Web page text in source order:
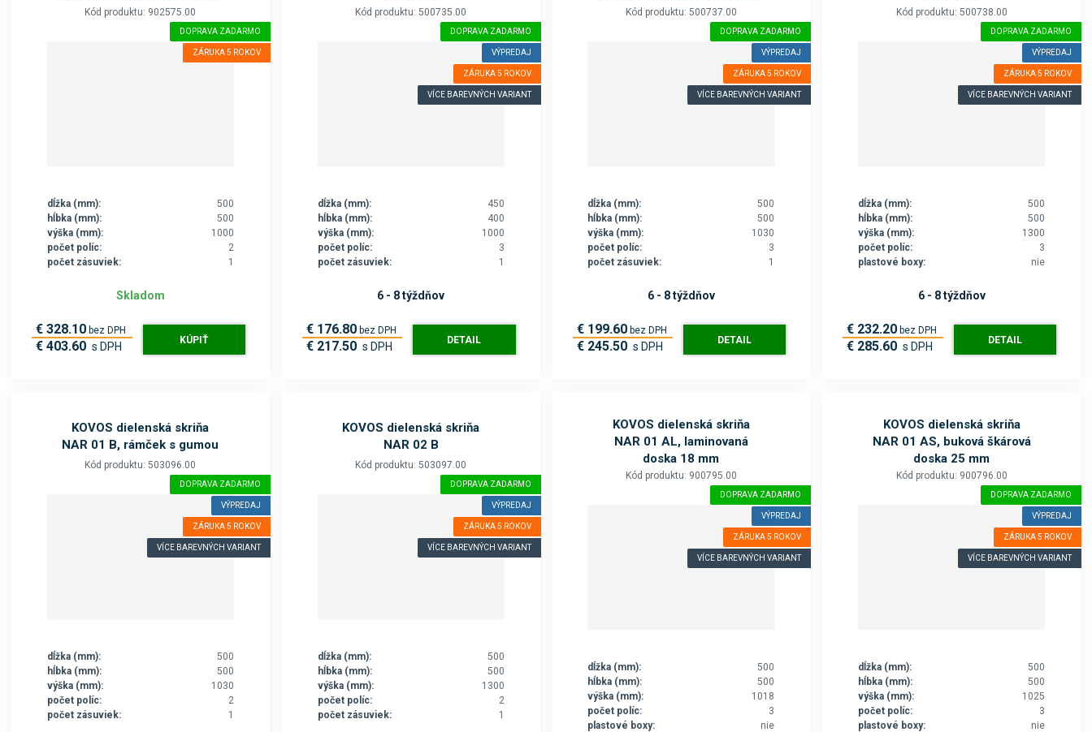
k
k
v
o
v
ý
Kód produktu: 902575.00
DOPRAVA ZADARMO
ZÁRUKA 5 ROKOV
dĺžka (mm):
500
hĺbka (mm):
500
výška (mm):
1000
počet políc:
2
počet zásuviek:
1
Skladom
€ 328.10 bez DPH
€ 403.60 s DPH KÚPIŤ
Kód produktu: 500735.00
DOPRAVA ZADARMO
VÝPREDAJ
ZÁRUKA 5 ROKOV
VÍCE BAREVNÝCH VARIANT
dĺžka (mm):
450
hĺbka (mm):
400
výška (mm):
1000
počet políc:
3
počet zásuviek:
1
6 - 8 týždňov
€ 176.80 bez DPH
€ 217.50 s DPH DETAIL
Kód produktu: 500737.00
DOPRAVA ZADARMO
VÝPREDAJ
ZÁRUKA 5 ROKOV
VÍCE BAREVNÝCH VARIANT
dĺžka (mm):
500
hĺbka (mm):
500
výška (mm):
1030
počet políc:
3
počet zásuviek:
1
6 - 8 týždňov
€ 199.60 bez DPH
€ 245.50 s DPH DETAIL
Kód produktu: 500738.00
DOPRAVA ZADARMO
VÝPREDAJ
ZÁRUKA 5 ROKOV
VÍCE BAREVNÝCH VARIANT
dĺžka (mm):
500
hĺbka (mm):
500
výška (mm):
1300
počet políc:
3
plastové boxy:
nie
6 - 8 týždňov
€ 232.20 bez DPH
€ 285.60 s DPH DETAIL
KOVOS dielenská skriňa
NAR 01 B, rámček s gumou
Kód produktu: 503096.00
DOPRAVA ZADARMO
VÝPREDAJ
ZÁRUKA 5 ROKOV
VÍCE BAREVNÝCH VARIANT
dĺžka (mm):
500
hĺbka (mm):
500
výška (mm):
1030
počet políc:
2
počet zásuviek:
1
KOVOS dielenská skriňa
NAR 02 B
Kód produktu: 503097.00
DOPRAVA ZADARMO
VÝPREDAJ
ZÁRUKA 5 ROKOV
VÍCE BAREVNÝCH VARIANT
dĺžka (mm):
500
hĺbka (mm):
500
výška (mm):
1300
počet políc:
2
počet zásuviek:
1
KOVOS dielenská skriňa
NAR 01 AL, laminovaná
doska 18 mm
Kód produktu: 900795.00
DOPRAVA ZADARMO
VÝPREDAJ
ZÁRUKA 5 ROKOV
VÍCE BAREVNÝCH VARIANT
dĺžka (mm):
500
hĺbka (mm):
500
výška (mm):
1018
počet políc:
3
plastové boxy:
nie
KOVOS dielenská skriňa
NAR 01 AS, buková škárová
doska 25 mm
Kód produktu: 900796.00
DOPRAVA ZADARMO
VÝPREDAJ
ZÁRUKA 5 ROKOV
VÍCE BAREVNÝCH VARIANT
dĺžka (mm):
500
hĺbka (mm):
500
výška (mm):
1025
počet políc:
3
plastové boxy:
nie